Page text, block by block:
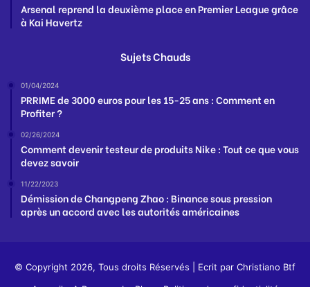
Arsenal reprend la deuxième place en Premier League grâce
à Kai Havertz
Sujets Chauds
01/04/2024
PRRIME de 3000 euros pour les 15-25 ans : Comment en
Profiter ?
02/26/2024
Comment devenir testeur de produits Nike : Tout ce que vous
devez savoir
11/22/2023
Démission de Changpeng Zhao : Binance sous pression
après un accord avec les autorités américaines
© Copyright 2026, Tous droits Réservés | Ecrit par Christiano Btf